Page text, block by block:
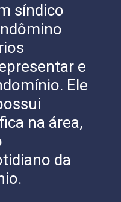
síndico
e
Ele
na área,
da